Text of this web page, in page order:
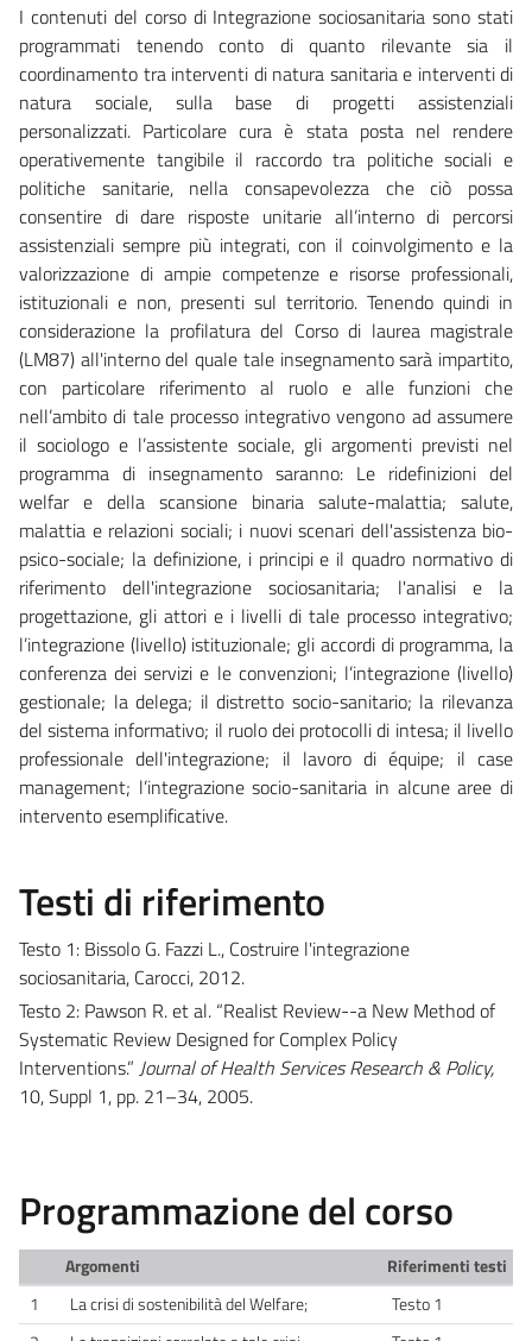
I contenuti del corso di Integrazione sociosanitaria sono stati
programmati tenendo conto di quanto rilevante sia il
coordinamento tra interventi di natura sanitaria e interventi di
natura sociale, sulla base di progetti assistenziali
personalizzati. Particolare cura è stata posta nel rendere
operativemente tangibile il raccordo tra politiche sociali e
politiche sanitarie, nella consapevolezza che ciò possa
consentire di dare risposte unitarie all’interno di percorsi
assistenziali sempre più integrati, con il coinvolgimento e la
valorizzazione di ampie competenze e risorse professionali,
istituzionali e non, presenti sul territorio. Tenendo quindi in
considerazione la profilatura del Corso di laurea magistrale
(LM87) all'interno del quale tale insegnamento sarà impartito,
con particolare riferimento al ruolo e alle funzioni che
nell’ambito di tale processo integrativo vengono ad assumere
il sociologo e l’assistente sociale, gli argomenti previsti nel
programma di insegnamento saranno: Le ridefinizioni del
welfar e della scansione binaria salute-malattia; salute,
malattia e relazioni sociali; i nuovi scenari dell'assistenza bio-
psico-sociale; la definizione, i principi e il quadro normativo di
riferimento dell'integrazione sociosanitaria; l'analisi e la
progettazione, gli attori e i livelli di tale processo integrativo;
l’integrazione (livello) istituzionale; gli accordi di programma, la
conferenza dei servizi e le convenzioni; l’integrazione (livello)
gestionale; la delega; il distretto socio-sanitario; la rilevanza
del sistema informativo; il ruolo dei protocolli di intesa; il livello
professionale dell'integrazione; il lavoro di équipe; il case
management; l’integrazione socio-sanitaria in alcune aree di
intervento esemplificative.
Testi di riferimento
Testo 1: Bissolo G. Fazzi L., Costruire l'integrazione
sociosanitaria, Carocci, 2012.
Testo 2: Pawson R. et al. “Realist Review--a New Method of
Systematic Review Designed for Complex Policy
Interventions.” Journal of Health Services Research & Policy,
10, Suppl 1, pp. 21–34, 2005.
Programmazione del corso
Argomenti
Riferimenti testi
1
La crisi di sostenibilità del Welfare;
Testo 1